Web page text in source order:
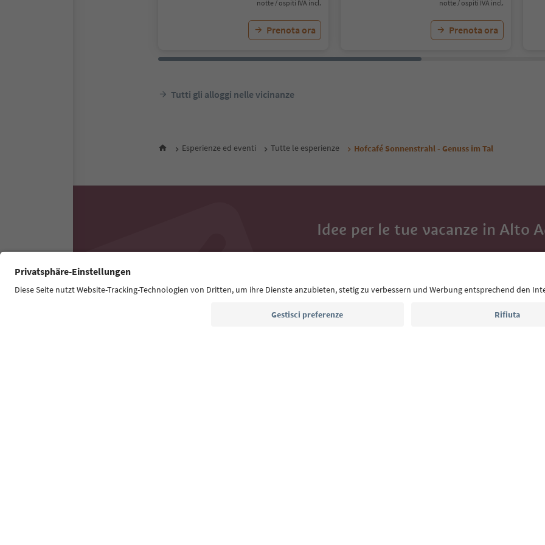
notte / ospiti IVA incl.
Prenota ora
notte / ospiti IVA incl.
Prenota ora
Tutti gli alloggi nelle vicinanze
Esperienze ed eventi Tutte le esperienze Hofcafé Sonnenstrahl - Genuss im Tal
Idee per le tue vacanze in Alto
Con la newsletter dell’Alto Adige ricevi consigli per
Indirizzo e-mail*